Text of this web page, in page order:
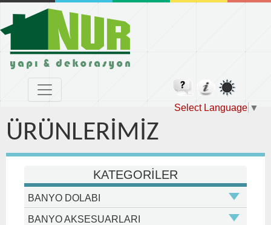
Select Language ▼
ÜRÜNLERİMİZ
KATEGORİLER
BANYO DOLABI
BANYO AKSESUARLARI